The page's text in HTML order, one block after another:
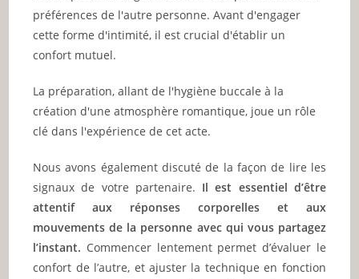
préférences de l'autre personne. Avant d'engager
cette forme d'intimité, il est crucial d'établir un
confort mutuel.
La préparation, allant de l'hygiène buccale à la
création d'une atmosphère romantique, joue un rôle
clé dans l'expérience de cet acte.
Nous avons également discuté de la façon de lire les
signaux de votre partenaire. Il est essentiel d’être
attentif aux réponses corporelles et aux
mouvements de la personne avec qui vous partagez
l’instant. Commencer lentement permet d’évaluer le
confort de l’autre, et ajuster la technique en fonction